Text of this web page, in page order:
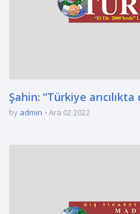
Şahin: “Türkiye
by admin Ara 02 2022